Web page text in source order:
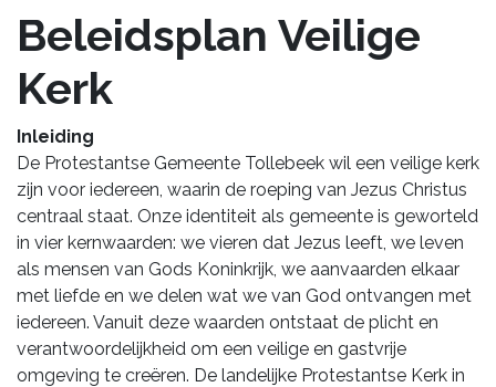
Beleidsplan Veilige
Kerk
Inleiding
De Protestantse Gemeente Tollebeek wil een veilige kerk
zijn voor iedereen, waarin de roeping van Jezus Christus
centraal staat. Onze identiteit als gemeente is geworteld
in vier kernwaarden: we vieren dat Jezus leeft, we leven
als mensen van Gods Koninkrijk, we aanvaarden elkaar
met liefde en we delen wat we van God ontvangen met
iedereen. Vanuit deze waarden ontstaat de plicht en
verantwoordelijkheid om een veilige en gastvrije
omgeving te creëren. De landelijke Protestantse Kerk in